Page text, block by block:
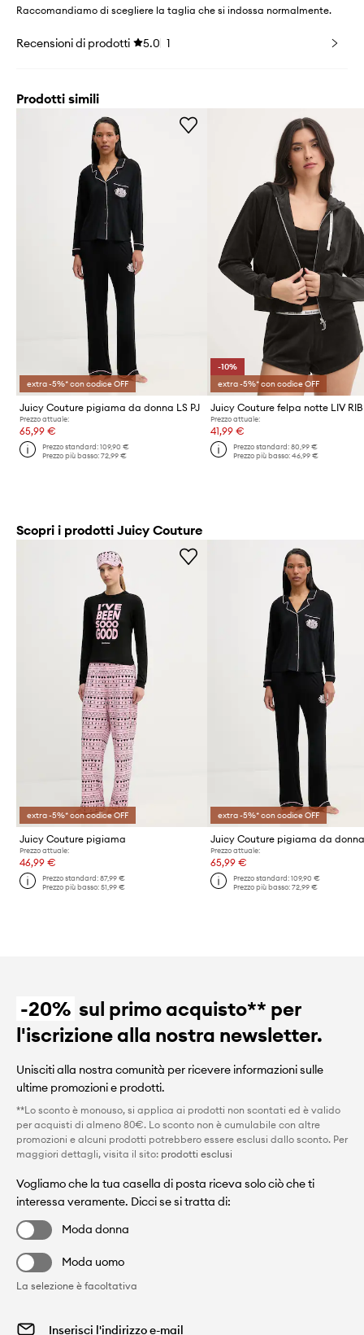
Raccomandiamo di scegliere la taglia che si indossa normalmente.
Recensioni di prodotti 5.0 1
Prodotti simili
extra -5%* con codice OFF
Juicy Couture pigiama da donna LS PJ
Prezzo attuale:
65,99 €
Prezzo standard:109,90 €
Prezzo più basso:72,99 €
-10%
extra -5%* con codice OFF
Prezzo attuale:
41,99 €
Prezzo standard: 80,99 €
Prezzo più basso: 46,99 €
Scopri i prodotti Juicy Couture
extra -5%* con codice OFF
Juicy Couture pigiama
Prezzo attuale:
46,99 €
Prezzo standard:87,99 €
Prezzo più basso:51,99 €
extra -5%* con codice OFF
Juicy Couture pigiama da donna
Prezzo attuale:
65,99 €
Prezzo standard: 109,90 €
Prezzo più basso: 72,99 €
-20% sul primo acquisto** per
l'iscrizione alla nostra newsletter.
Unisciti alla nostra comunità per ricevere informazioni sulle
ultime promozioni e prodotti.
**Lo sconto è monouso, si applica ai prodotti non scontati ed è valido
per acquisti di almeno 80€. Lo sconto non è cumulabile con altre
promozioni e alcuni prodotti potrebbero essere esclusi dallo sconto. Per
maggiori dettagli, visita il sito: prodotti esclusi
Vogliamo che la tua casella di posta riceva solo ciò che ti
interessa veramente. Dicci se si tratta di:
Moda donna
Moda uomo
La selezione è facoltativa